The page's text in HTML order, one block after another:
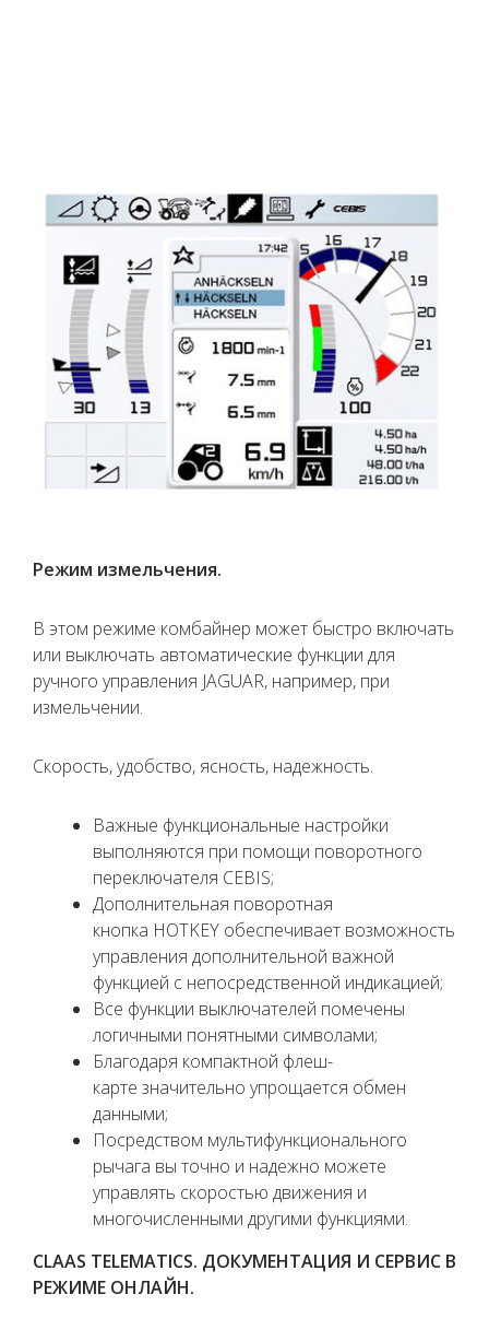
Режим измельчения.
В этом режиме комбайнер может быстро включать
или выключать автоматические функции для
ручного управления JAGUAR, например, при
измельчении.
Скорость, удобство, ясность, надежность.
Важные функциональные настройки
выполняются при помощи поворотного
переключателя CEBIS;
Дополнительная поворотная
кнопка HOTKEY обеспечивает возможность
управления дополнительной важной
функцией с непосредственной индикацией;
Все функции выключателей помечены
логичными понятными символами;
Благодаря компактной флеш-
карте значительно упрощается обмен
данными;
Посредством мультифункционального
рычага вы точно и надежно можете
управлять скоростью движения и
многочисленными другими функциями.
CLAAS TELEMATICS. ДОКУМЕНТАЦИЯ И СЕРВИС В
РЕЖИМЕ ОНЛАЙН.